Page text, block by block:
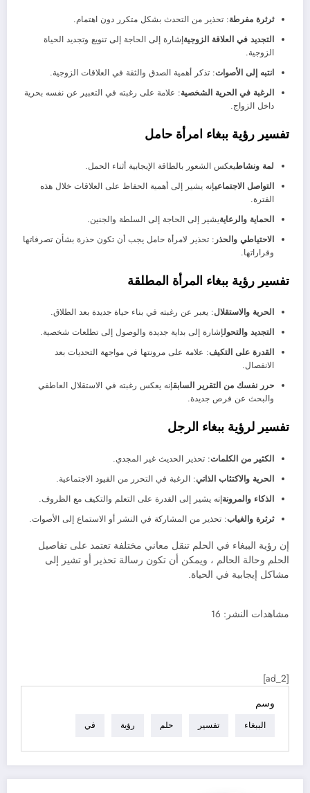
ثرثرة مفرطة: تحذير من التحدث بشكل متكرر دون اهتمام.
التجديد في العلاقة الزوجيةإشارة إلى الحاجة إلى تنويع وتجديد الحياة
الزوجية.
انتبه إلى الأصوات: تذكر أهمية الصدق والثقة في العلاقات الزوجية.
الرغبة في الحرية الشخصية: علامة على رغبته في التعبير عن نفسه بحرية
داخل الزواج.
تفسير رؤية ببغاء امرأة حامل
لمة ونشاطيعكس الشعور بالطاقة الإيجابية أثناء الحمل.
التواصل الاجتماعيإنه يشير إلى أهمية الحفاظ على العلاقات خلال هذه
الفترة.
الحماية والرعايةيشير إلى الحاجة إلى السلطة والجنين.
الاحتياطي والحذر: تحذير لامرأة حامل يجب أن تكون حذرة بشأن تصرفاتها
وقراراتها.
تفسير رؤية ببغاء المرأة المطلقة
الحرية والاستقلال: يعبر عن رغبته في بناء حياة جديدة بعد الطلاق.
التجديد والتحولإشارة إلى بداية جديدة والوصول إلى تطلعات شخصية.
القدرة على التكيف: علامة على مرونتها في مواجهة التحديات بعد
الانفصال.
حرر نفسك من التقرير السابقإنه يعكس رغبته في الاستقلال العاطفي
والبحث عن فرص جديدة.
تفسير لرؤية ببغاء الرجل
الكثير من الكلمات: تحذير الحديث غير المجدي.
الحرية والاكتئاب الذاتي: الرغبة في التحرر من القيود الاجتماعية.
الذكاء والمرونةإنه يشير إلى القدرة على التعلم والتكيف مع الظروف.
ثرثرة والغياب: تحذير من المشاركة في النشر أو الاستماع إلى الأصوات.
إن رؤية الببغاء في الحلم تنقل معاني مختلفة تعتمد على تفاصيل
الحلم وحالة الحالم ، ويمكن أن تكون رسالة تحذير أو تشير إلى
مشاكل إيجابية في الحياة.
مشاهدات النشر: 16
[ad_2]
وسم
الببغاء تفسير حلم رؤية في